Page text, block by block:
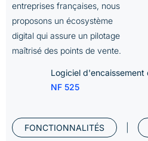
entreprises françaises, nous
proposons un écosystème
digital qui assure un pilotage
maîtrisé des points de vente.
Logiciel d'encaissement
NF 525
FONCTIONNALITÉS